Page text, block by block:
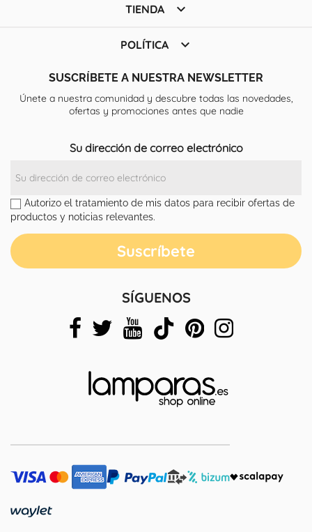
TIENDA 
POLÍTICA 
SUSCRÍBETE A NUESTRA NEWSLETTER
Únete a nuestra comunidad y descubre todas las novedades,
ofertas y promociones antes que nadie
Su dirección de correo electrónico
Autorizo el tratamiento de mis datos para recibir ofertas de
productos y noticias relevantes.
SÍGUENOS